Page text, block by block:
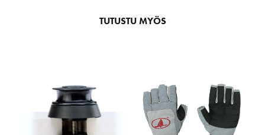
TUTUSTU MYÖS